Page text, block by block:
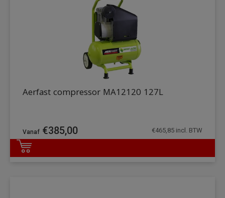
DETAILS
Aerfast compressor MA12120 127L
€385,00 €465,85 incl. BTW